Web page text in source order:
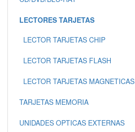
LECTORES TARJETAS
LECTOR TARJETAS CHIP
LECTOR TARJETAS FLASH
LECTOR TARJETAS MAGNETICAS
TARJETAS MEMORIA
UNIDADES OPTICAS EXTERNAS